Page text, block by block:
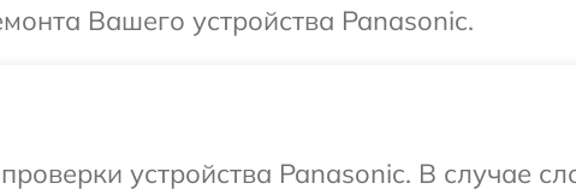
Вашего устройства Panasonic.
устройства Panasonic. В случае